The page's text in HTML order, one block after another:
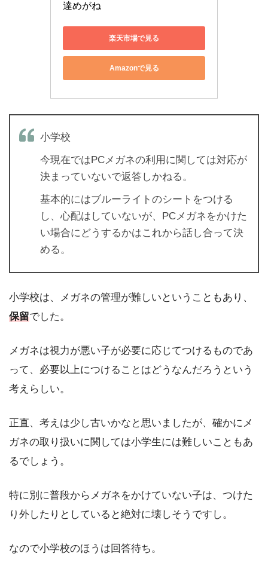
達めがね
楽天市場で見る
Amazonで見る
小学校
今現在ではPCメガネの利用に関しては対応が
決まっていないで返答しかねる。
基本的にはブルーライトのシートをつける
し、心配はしていないが、PCメガネをかけた
い場合にどうするかはこれから話し合って決
める。
小学校は、メガネの管理が難しいということもあり、
保留でした。
メガネは視力が悪い子が必要に応じてつけるものであ
って、必要以上につけることはどうなんだろうという
考えらしい。
正直、考えは少し古いかなと思いましたが、確かにメ
ガネの取り扱いに関しては小学生には難しいこともあ
るでしょう。
特に別に普段からメガネをかけていない子は、つけた
り外したりとしていると絶対に壊しそうですし。
なので小学校のほうは回答待ち。